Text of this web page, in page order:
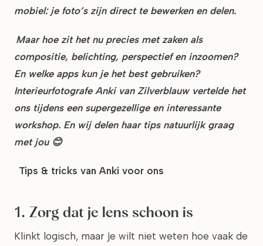
mobiel: je foto’s zijn direct te bewerken en delen.
Maar hoe zit het nu precies met zaken als
compositie, belichting, perspectief en inzoomen?
En welke apps kun je het best gebruiken?
Interieurfotografe Anki van Zilverblauw vertelde het
ons tijdens een supergezellige en interessante
workshop. En wij delen haar tips natuurlijk graag
met jou 😊
Tips & tricks van Anki voor ons
1. Zorg dat je lens schoon is
Klinkt logisch, maar je wilt niet weten hoe vaak de